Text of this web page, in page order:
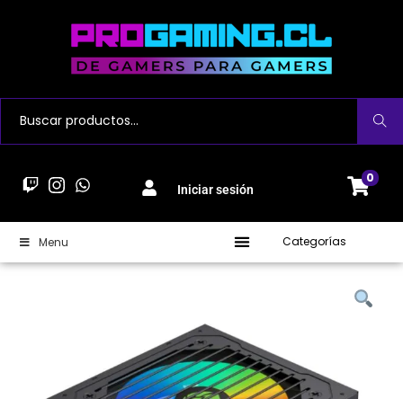
Buscar
Iniciar sesión
0
Menu Categorías